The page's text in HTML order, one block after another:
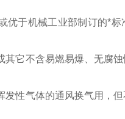
于机械工业部制订的*
它不含易燃易爆、无腐
发性气体的通风换气用，